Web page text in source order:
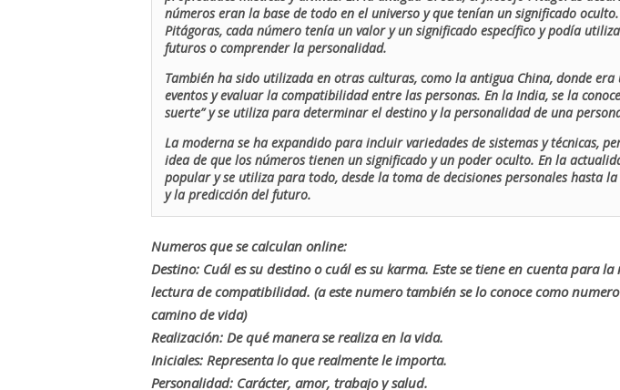
números eran la base de todo en el universo y que tenían un significado
Pitágoras, cada número tenía un valor y un significado específico y podía
futuros o comprender la personalidad.
También ha sido utilizada en otras culturas, como la antigua China, donde
eventos y evaluar la compatibilidad entre las personas. En la India, se la
suerte” y se utiliza para determinar el destino y la personalidad de una
La moderna se ha expandido para incluir variedades de sistemas y técnicas,
idea de que los números tienen un significado y un poder oculto. En la
popular y se utiliza para todo, desde la toma de decisiones personales hasta
y la predicción del futuro.
Numeros que se calculan online:
Destino: Cuál es su destino o cuál es su karma. Este se tiene en cuenta para
lectura de compatibilidad. (a este numero también se lo conoce como
camino de vida)
Realización: De qué manera se realiza en la vida.
Iniciales: Representa lo que realmente le importa.
Personalidad: Carácter, amor, trabajo y salud.